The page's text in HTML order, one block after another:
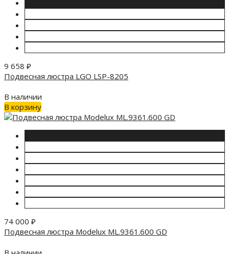
9 658 ₽
Подвесная люстра LGO LSP-8205
В наличии
В корзину
74 000 ₽
Подвесная люстра Modelux ML.9361.600 GD